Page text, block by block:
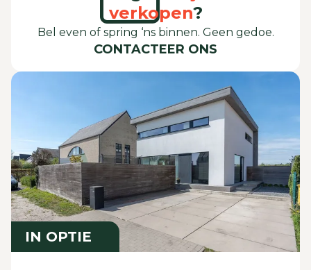
verkopen?
Bel even of spring ‘ns binnen. Geen gedoe.
CONTACTEER ONS
IN OPTIE